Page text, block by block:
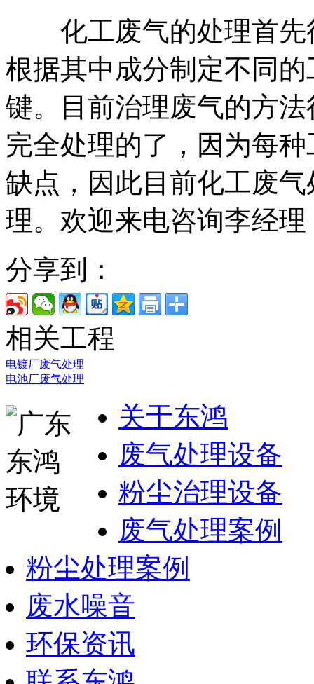
化工废气的处理首先
根据其中成分制定不同
键。目前治理废气的方
完全处理的了，因为每
缺点，因此目前化工废
理。欢迎来电咨询李经理
分享到：
相关工程
电镀厂废气处理
电池厂废气处理
关于东鸿
废气处理设备
粉尘治理设备
废气处理案例
粉尘处理案例
废水噪音
环保资讯